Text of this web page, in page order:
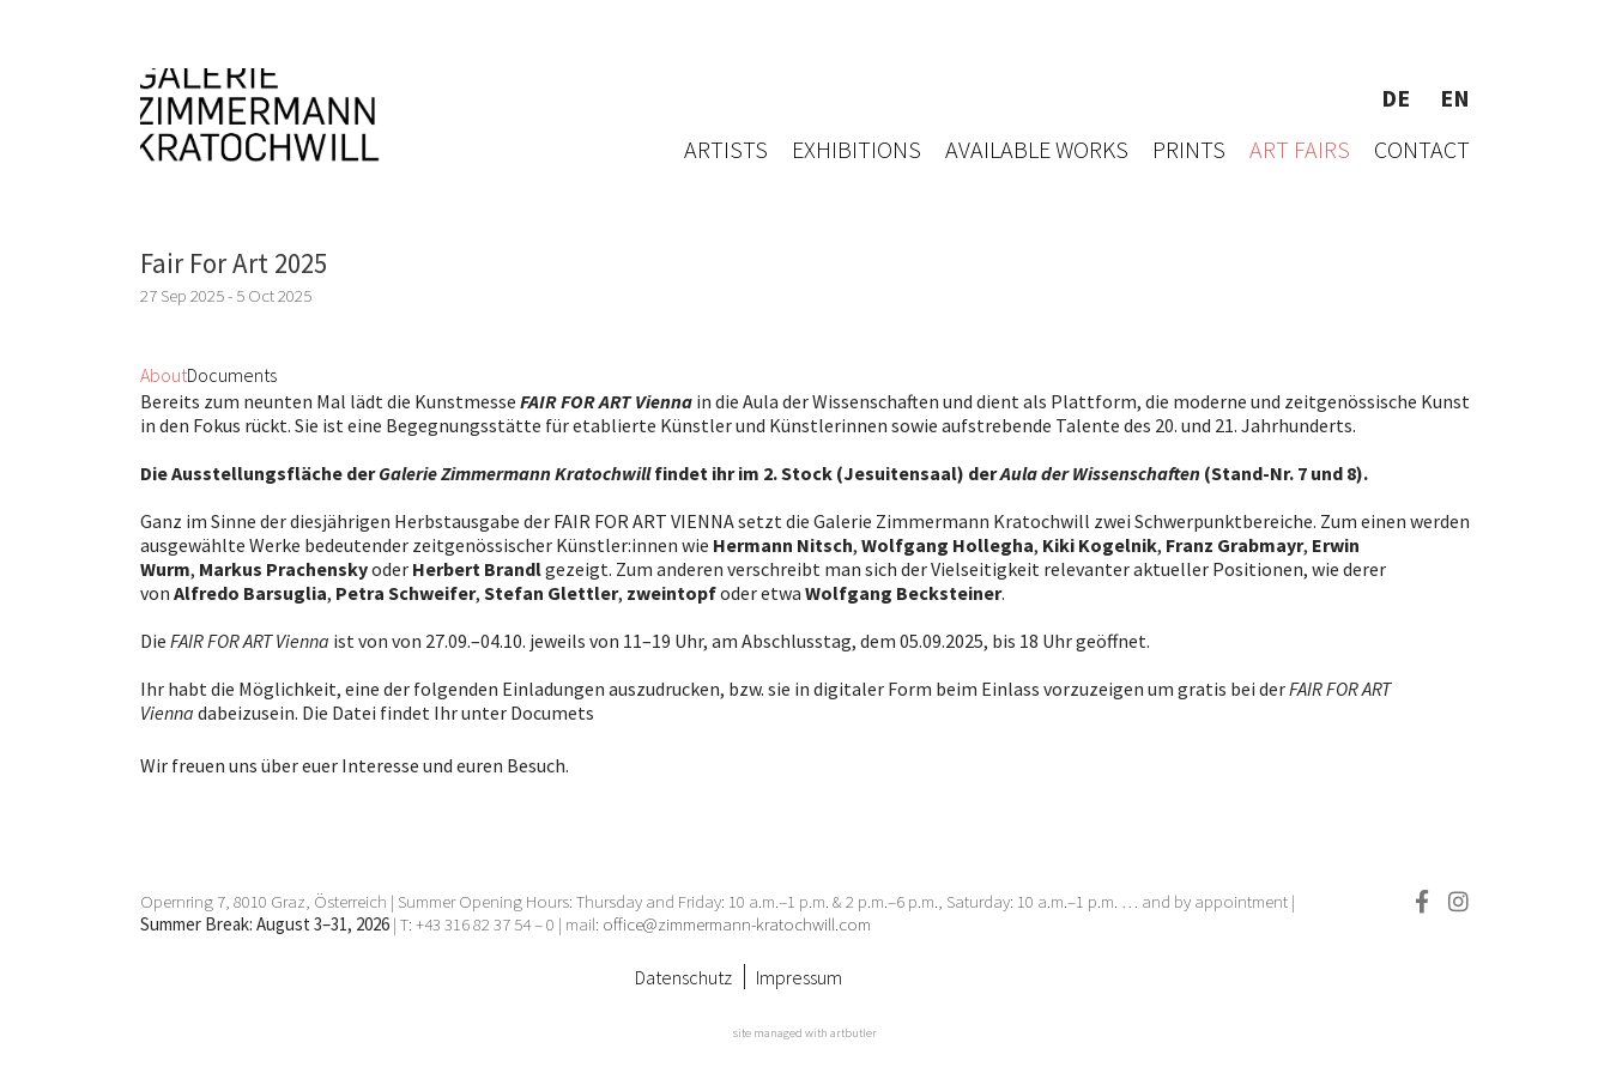
DE
EN
ARTISTS
EXHIBITIONS AVAILABLE WORKS PRINTS ART FAIRS CONTACT
Fair For Art 2025
27 Sep 2025 - 5 Oct 2025
AboutDocuments
Bereits zum neunten Mal lädt die Kunstmesse FAIR FOR ART Vienna in die Aula der Wissenschaften und dient als Plattform, die moderne und zeitgenössische Kunst
in den Fokus rückt. Sie ist eine Begegnungsstätte für etablierte Künstler und Künstlerinnen sowie aufstrebende Talente des 20. und 21. Jahrhunderts.
Die Ausstellungsfläche derGalerie Zimmermann Kratochwillfindet ihr im 2. Stock (Jesuitensaal) derAula der Wissenschaften (Stand-Nr. 7 und 8).
Ganz im Sinne der diesjährigen Herbstausgabe der FAIR FOR ART VIENNA setzt die Galerie Zimmermann Kratochwill zwei Schwerpunktbereiche. Zum einen werden
ausgewählte Werke bedeutender zeitgenössischer Künstler:innen wie Hermann Nitsch, Wolfgang Hollegha, Kiki Kogelnik, Franz Grabmayr, Erwin
Wurm, Markus Prachenskyoder Herbert Brandlgezeigt. Zum anderen verschreibt man sich der Vielseitigkeit relevanter aktueller Positionen, wie derer
von Alfredo Barsuglia, Petra Schweifer, Stefan Glettler, zweintopfoder etwa Wolfgang Becksteiner.
Die FAIR FOR ART Vienna ist von von 27.09.–04.10. jeweils von 11–19 Uhr, am Abschlusstag, dem 05.09.2025, bis 18 Uhr geöffnet.
Ihr habt die Möglichkeit, eine der folgenden Einladungen auszudrucken, bzw. sie in digitaler Form beim Einlass vorzuzeigen um gratis bei derFAIR FOR ART
Vienna dabeizusein. Die Datei findet Ihr unter Documets
Wir freuen uns über euer Interesse und euren Besuch.
Opernring 7, 8010 Graz, Österreich | Summer Opening Hours: Thursday and Friday: 10 a.m.–1 p.m. & 2 p.m.–6 p.m., Saturday: 10 a.m.–1 p.m. … and by appointment |
Summer Break: August 3–31, 2026 | T: +43 316 82 37 54 – 0 | mail: office@zimmermann-kratochwill.com
Datenschutz Impressum
site managed with artbutler